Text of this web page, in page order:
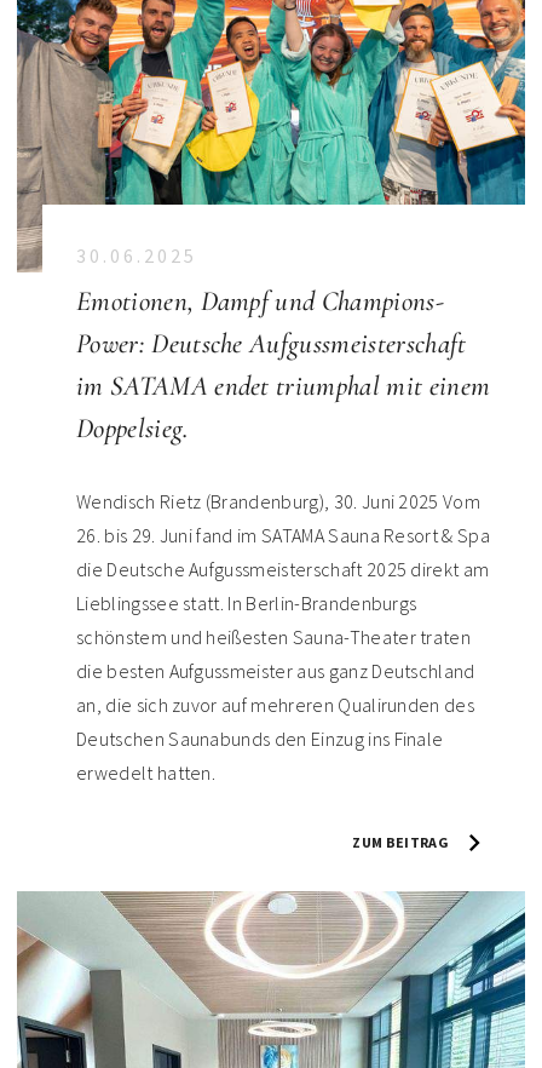
30.06.2025
Emotionen, Dampf und Champions-
Power: Deutsche Aufgussmeisterschaft
im SATAMA endet triumphal mit einem
Doppelsieg.
Wendisch Rietz (Brandenburg), 30. Juni 2025 Vom
26. bis 29. Juni fand im SATAMA Sauna Resort & Spa
die Deutsche Aufgussmeisterschaft 2025 direkt am
Lieblingssee statt. In Berlin-Brandenburgs
schönstem und heißesten Sauna-Theater traten
die besten Aufgussmeister aus ganz Deutschland
an, die sich zuvor auf mehreren Qualirunden des
Deutschen Saunabunds den Einzug ins Finale
erwedelt hatten.
ZUM BEITRAG